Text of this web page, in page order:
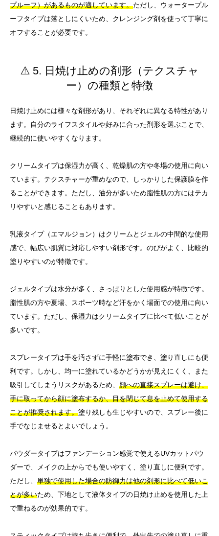
プルーフ）があるものが適しています。ただし、ウォータープル
ーフタイプは落としにくいため、クレンジング剤を使って丁寧に
オフすることが必要です。
⚠️ 5. 日焼け止めの剤形（テクスチャ
ー）の種類と特徴
日焼け止めには様々な剤形があり、それぞれに異なる特性があり
ます。自分のライフスタイルや好みに合った剤形を選ぶことで、
継続的に使いやすくなります。
クリームタイプは保湿力が高く、乾燥肌の方や冬場の使用に向い
ています。テクスチャーが重めなので、しっかりした保護膜を作
ることができます。ただし、油分が多いため脂性肌の方にはテカ
リやすいと感じることもあります。
乳液タイプ（エマルジョン）はクリームとジェルの中間的な使用
感で、幅広い肌質に対応しやすい剤形です。のびがよく、比較的
塗りやすいのが特徴です。
ジェルタイプは水分が多く、さっぱりとした使用感が特徴です。
脂性肌の方や夏場、スポーツ時など汗をかく場面での使用に向い
ています。ただし、保湿力はクリームタイプに比べて低いことが
多いです。
スプレータイプは手を汚さずに手軽に塗布でき、塗り直しにも便
利です。しかし、均一に塗れているかどうかが見えにくく、また
吸引してしまうリスクがあるため、 顔への直接スプレーは避け、
手に取ってから顔に塗布するか、目を閉じて息を止めて使用する
ことが推奨されます。塗り残しも生じやすいので、スプレー後に
手でなじませるとよいでしょう。
パウダータイプはファンデーション感覚で使えるUVカットパウ
ダーで、メイクの上からでも使いやすく、塗り直しに便利です。
ただし、 単独で使用した場合の防御力は他の剤形に比べて低いこ
とが多いため、下地として液体タイプの日焼け止めを使用した上
で重ねるのが効果的です。